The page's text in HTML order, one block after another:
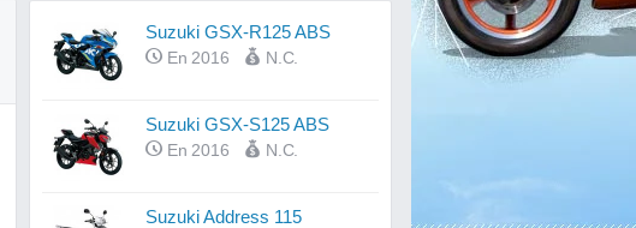
Suzuki GSX-R125 ABS
En 2016 N.C.
Suzuki GSX-S125 ABS
En 2016 N.C.
Suzuki Address 115